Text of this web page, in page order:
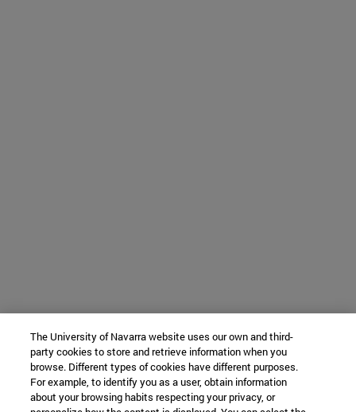
The University of Navarra website uses our own and third-
party cookies to store and retrieve information when you
browse. Different types of cookies have different purposes.
For example, to identify you as a user, obtain information
about your browsing habits respecting your privacy, or